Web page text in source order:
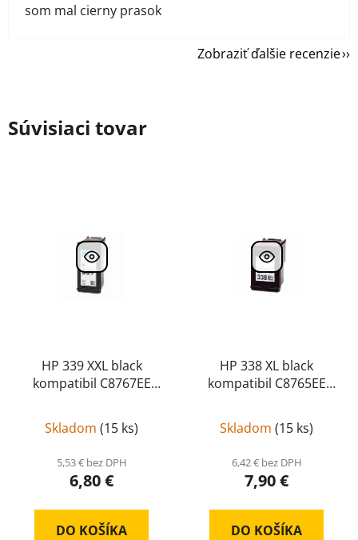
som mal cierny prasok
Zobraziť ďalšie recenzie
Súvisiaci tovar
HP 339 XXL black
kompatibil C8767EE
Skladom (15 ks)
5,53 € bez DPH
6,80 €
DO KOŠÍKA
HP 338 XL black
kompatibil C8765EE
Skladom (15 ks)
6,42 € bez DPH
7,90 €
DO KOŠÍKA